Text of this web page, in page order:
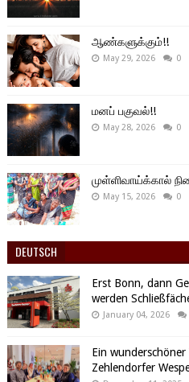
ஆண்களுக்கும்!!
May 29, 2026 0
மனப் பகுவல்!!
May 28, 2026 0
முள்ளிவாய்க்கால்
May 15, 2026 0
DEUTSCH
Erst Bonn, dann
werden
January 04, 2026
Ein
Zehlendorfer